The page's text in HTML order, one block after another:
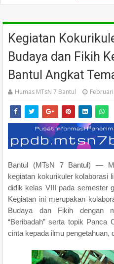
Kegiatan
Budaya dan Fikih
Bantul Angkat
Humas MTsN 7 Bantul
Bantul (MTsN 7 Bantul) —
kegiatan kokurikuler kolaborasi
didik kelas VIII pada semester
Kegiatan ini merupakan
Budaya dan Fikih dengan
“Beribadah” serta topik Panca
cinta kepada ilmu pengetahuan,